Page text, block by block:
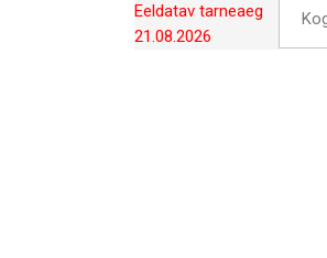
Eeldatav tarneaeg
21.08.2026